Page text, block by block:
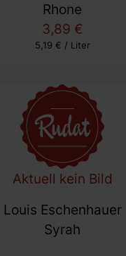
Rhone
3,89 €
5,19 € / Liter
Aktuell kein Bild
Louis Eschenhauer
Syrah